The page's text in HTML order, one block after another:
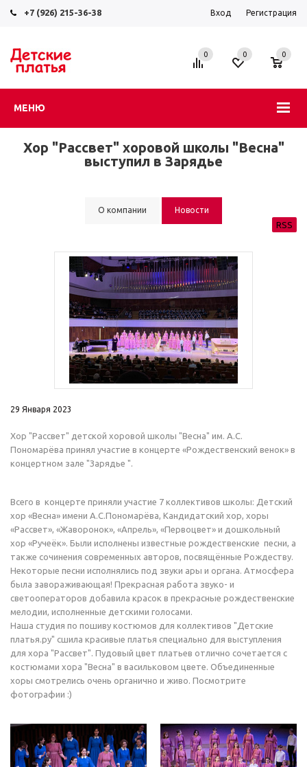
+7 (926) 215-36-38 Вход Регистрация
МЕНЮ
0 0 0
Хор "Рассвет" хоровой школы "Весна"
выступил в Зарядье
О компании Новости
RSS
29 Января 2023
Хор "Рассвет" детской хоровой школы "Весна" им. А.С.
Пономарёва принял участие в концерте «Рождественский венок» в
концертном зале "Зарядье ".
Всего в концерте приняли участие 7 коллективов школы: Детский
хор «Весна» имени А.С.Пономарёва, Кандидатский хор, хоры
«Рассвет», «Жаворонок», «Апрель», «Первоцвет» и дошкольный
хор «Ручеёк». Были исполнены известные рождественские песни, а
также сочинения современных авторов, посвящённые Рождеству.
Некоторые песни исполнялись под звуки ары и органа. Атмосфера
была завораживающая! Прекрасная работа звуко- и
светооператоров добавила красок в прекрасные рождественские
мелодии, исполненные детскими голосами.
Наша студия по пошиву костюмов для коллективов "Детские
платья.ру" сшила красивые платья специально для выступления
для хора "Рассвет". Пудовый цвет платьев отлично сочетается с
костюмами хора "Весна" в васильковом цвете. Объединенные
хоры смотрелись очень органично и живо. Посмотрите
фотографии :)